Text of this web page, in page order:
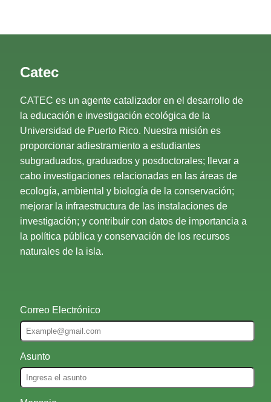
Catec
CATEC es un agente catalizador en el desarrollo de
la educación e investigación ecológica de la
Universidad de Puerto Rico. Nuestra misión es
proporcionar adiestramiento a estudiantes
subgraduados, graduados y posdoctorales; llevar a
cabo investigaciones relacionadas en las áreas de
ecología, ambiental y biología de la conservación;
mejorar la infraestructura de las instalaciones de
investigación; y contribuir con datos de importancia a
la política pública y conservación de los recursos
naturales de la isla.
Correo Electrónico
Asunto